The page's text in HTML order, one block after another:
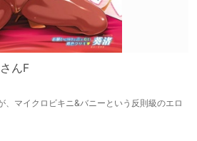
んF
、マイクロビキニ&バニーという反則級のエロ